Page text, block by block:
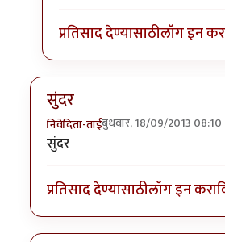
प्रतिसाद देण्यासाठीलॉग इन
सुंदर
निवेदिता-ताईबुधवार, 18/09/2013 08:10
सुंदर
प्रतिसाद देण्यासाठीलॉग इन करा